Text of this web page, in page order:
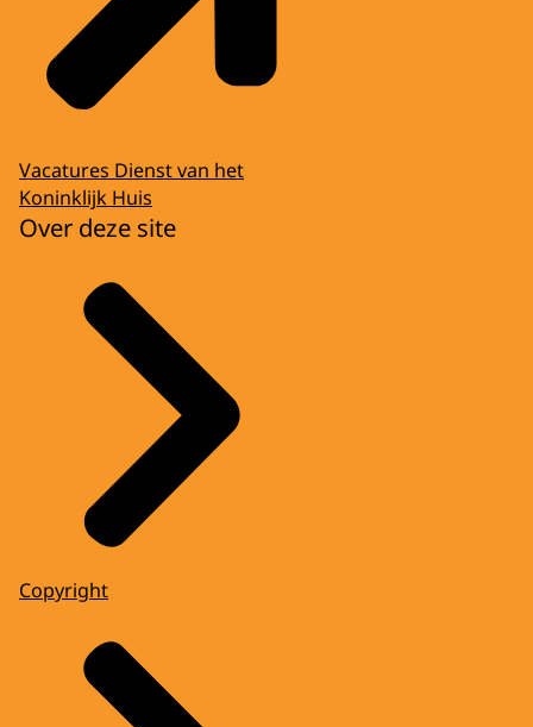
Vacatures Dienst van het
Koninklijk Huis
Over deze site
Copyright